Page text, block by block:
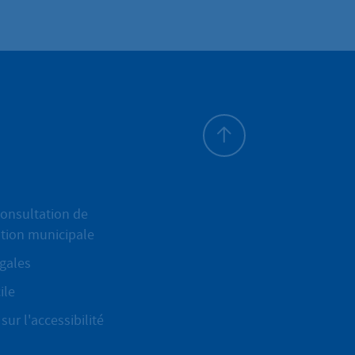
de
municipale
l'accessibilité